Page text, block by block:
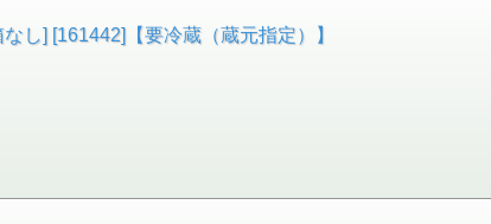
し] [161442]【要冷蔵（蔵元指定）】